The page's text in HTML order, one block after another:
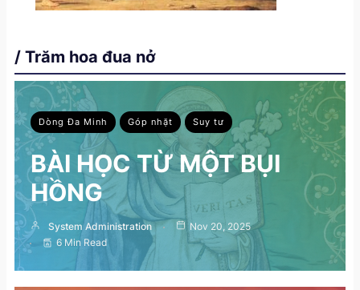
/ Trăm hoa đua nở
Dòng Đa Minh Góp nhặt Suy tư
BÀI HỌC TỪ MỘT BỤI
HỒNG
System Administration
Nov 20, 2025
6 Min Read